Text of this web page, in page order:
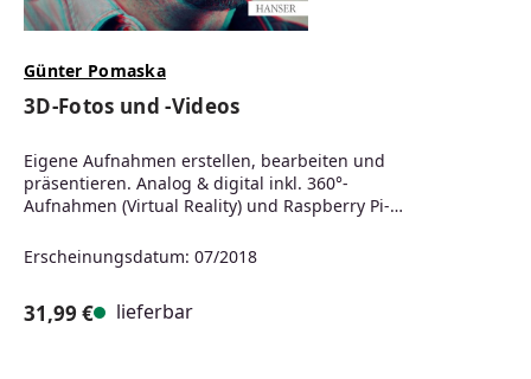
Günter Pomaska
3D-Fotos und -Videos
Eigene Aufnahmen erstellen, bearbeiten und
präsentieren. Analog & digital inkl. 360°-
Aufnahmen (Virtual Reality) und Raspberry Pi-
Erscheinungsdatum: 07/2018
31,99 € lieferbar